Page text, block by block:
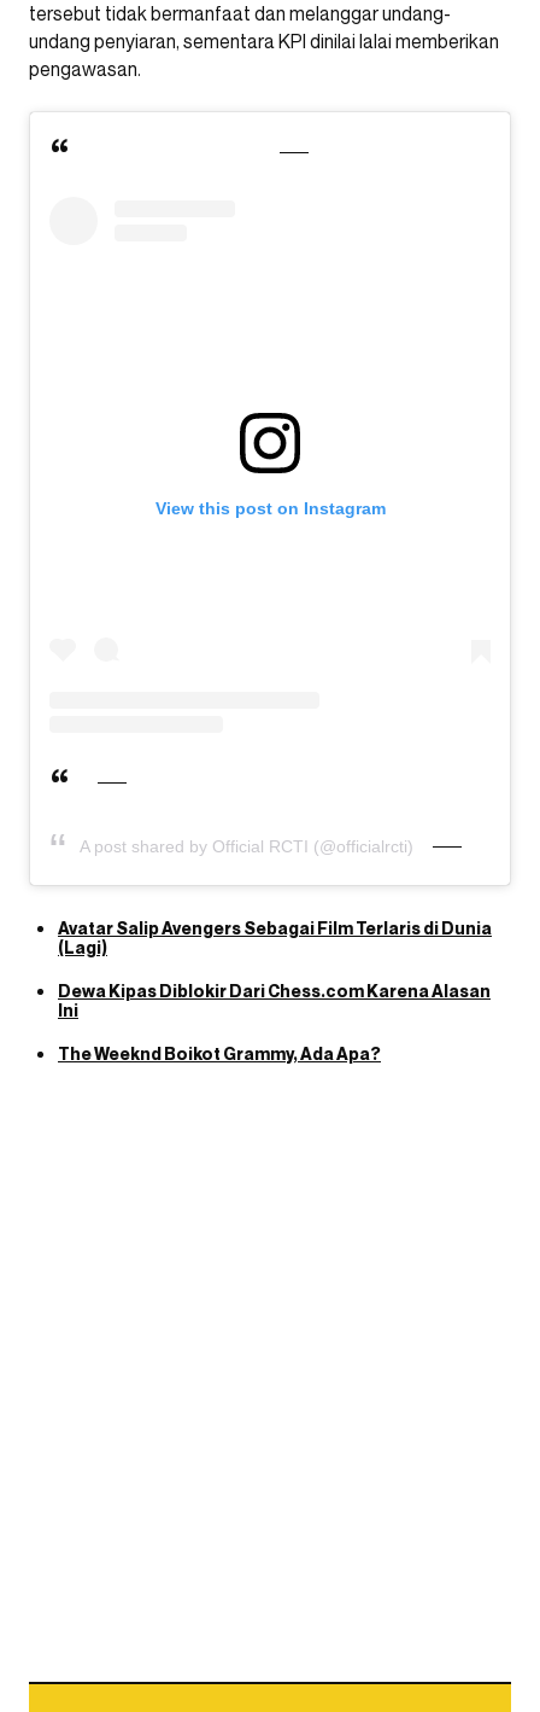
tersebut tidak bermanfaat dan melanggar undang-
undang penyiaran, sementara KPI dinilai lalai memberikan
pengawasan.
View this post on Instagram
A post shared by Official RCTI (@officialrcti)
Avatar Salip Avengers Sebagai Film Terlaris di Dunia
(Lagi)
Dewa Kipas Diblokir Dari Chess.com Karena Alasan
Ini
The Weeknd Boikot Grammy, Ada Apa?